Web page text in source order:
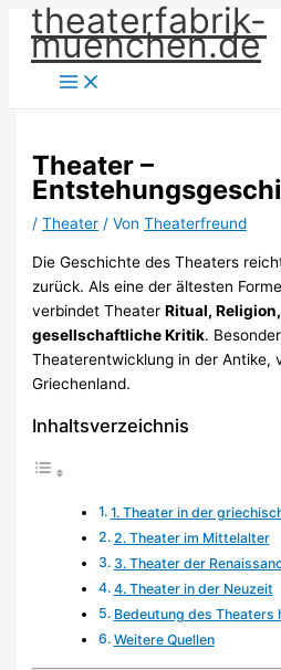
Zum
Inhalt
springen
theaterfabrik-
muenchen.de
Theater –
/Theater / VonTheaterfreund
Die Geschichte des Theaters
zurück. Als eine der ältesten
verbindet TheaterRitual,
gesellschaftliche Kritik.
Theaterentwicklung in der Antike,
Griechenland.
Inhaltsverzeichnis
1. Theater in der
2. Theater im Mittelalter
3. Theater der
4. Theater in der Neuzeit
Bedeutung des Theaters
Weitere Quellen